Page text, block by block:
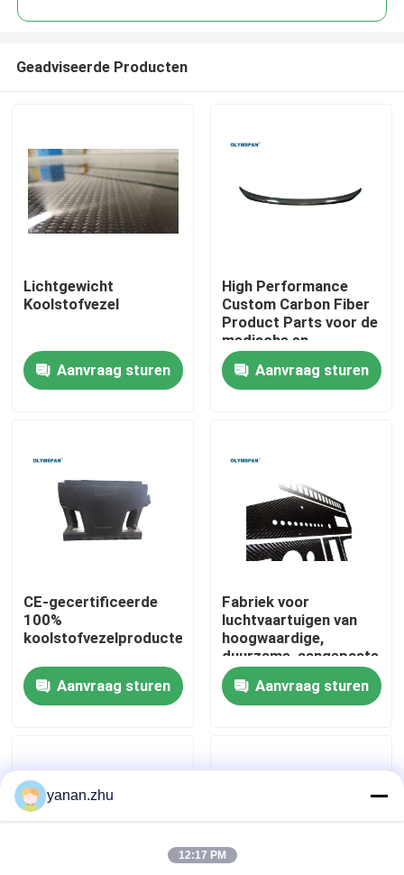
Thuis
Video's
Over ons
Kwaliteitscontrole
Neem contact met ons op
Gevallen
Geadviseerde Producten
Lichtgewicht
Koolstofvezel
Aanvraag sturen
High Performance
Custom Carbon Fiber
Product Parts voor de
medische en
automotive industrie
Aanvraag sturen
CE-gecertificeerde
100%
koolstofvezelproducten
Aanvraag sturen
Fabriek voor
luchtvaartuigen van
hoogwaardige,
duurzame, aangepaste
koolstofvezels
Aanvraag sturen
yanan.zhu
12:17 PM